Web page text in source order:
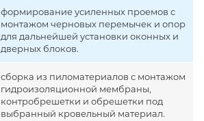
формирование усиленных проемов с
монтажом черновых перемычек и опор
для дальнейшей установки оконных и
дверных блоков.
сборка из пиломатериалов с монтажом
гидроизоляционной мембраны,
контробрешетки и обрешетки под
выбранный кровельный материал.